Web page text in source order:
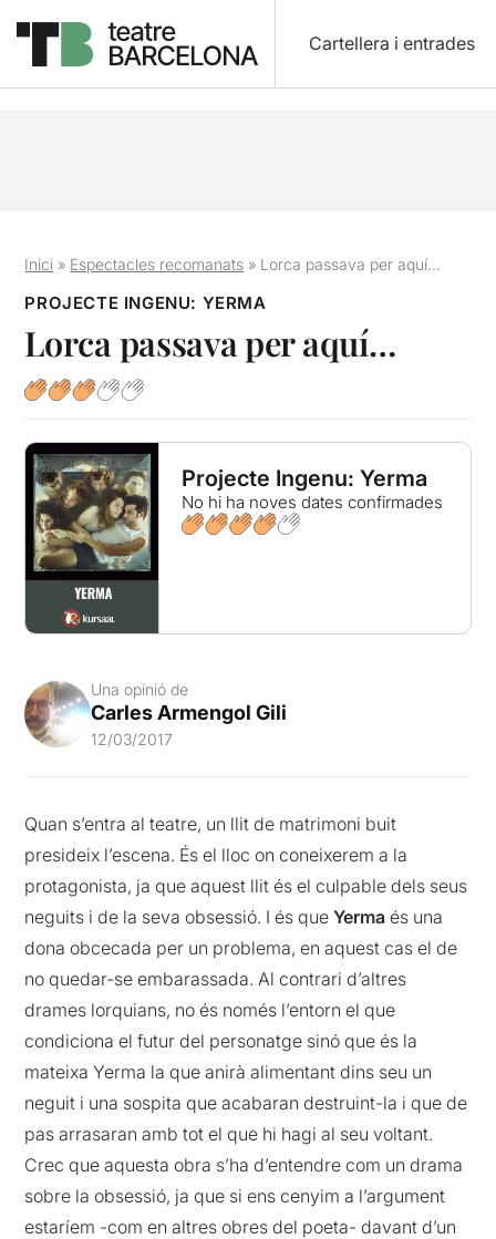
Cartellera i entrades
Inici » Espectacles recomanats » Lorca passava per aquí…
PROJECTE INGENU: YERMA
Lorca passava per aquí…
Projecte Ingenu: Yerma
No hi ha noves dates confirmades
Una opinió de
Carles Armengol Gili
12/03/2017
Quan s’entra al teatre, un llit de matrimoni buit
presideix l’escena. És el lloc on coneixerem a la
protagonista, ja que aquest llit és el culpable dels seus
neguits i de la seva obsessió. I és queYerma és una
dona obcecada per un problema, en aquest cas el de
no quedar-se embarassada. Al contrari d’altres
drames lorquians, no és només l’entorn el que
condiciona el futur del personatge sinó que és la
mateixa Yerma la que anirà alimentant dins seu un
neguit i una sospita que acabaran destruint-la i que de
pas arrasaran amb tot el que hi hagi al seu voltant.
Crec que aquesta obra s’ha d’entendre com un drama
sobre la obsessió, ja que si ens cenyim a l’argument
estaríem -com en altres obres del poeta- davant d’un